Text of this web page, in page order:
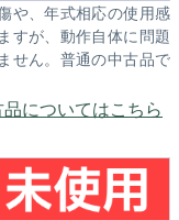
や、年式相応の使用感
すが、動作自体に問題
せん。普通の中古品で
品についてはこちら